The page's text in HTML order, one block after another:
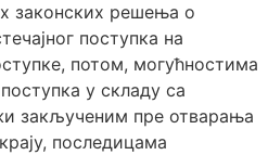
законских решења о
поступка на
потом, могућностима
у складу са
закљученим пре отварања
последицама